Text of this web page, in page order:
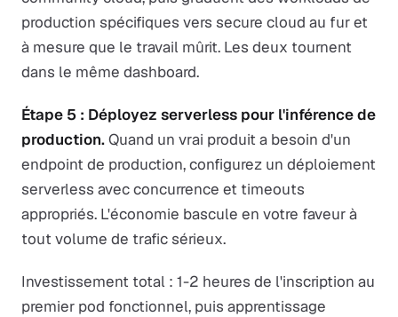
production spécifiques vers secure cloud au fur et
à mesure que le travail mûrit. Les deux tournent
dans le même dashboard.
Étape 5 : Déployez serverless pour l'inférence de
production.Quand un vrai produit a besoin d'un
endpoint de production, configurez un déploiement
serverless avec concurrence et timeouts
appropriés. L'économie bascule en votre faveur à
tout volume de trafic sérieux.
Investissement total : 1-2 heures de l'inscription au
premier pod fonctionnel, puis apprentissage